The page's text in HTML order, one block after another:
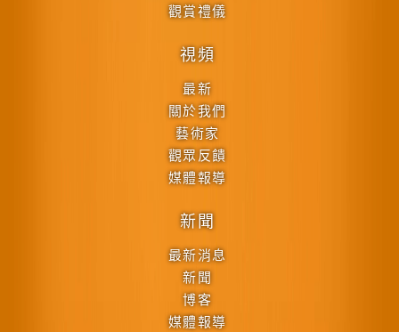
觀賞禮儀
視頻
最新
關於我們
藝術家
觀眾反饋
媒體報導
新聞
最新消息
新聞
博客
媒體報導